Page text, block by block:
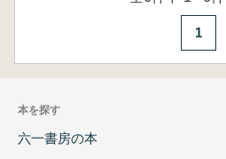
1
本を探す
六一書房の本